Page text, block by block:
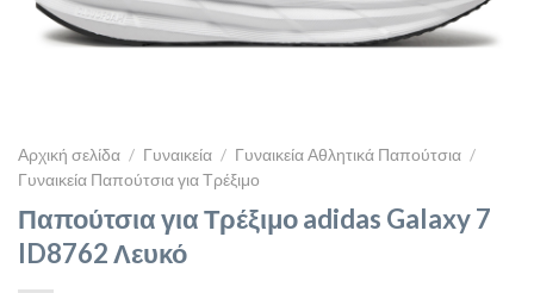
Αρχική σελίδα / Γυναικεία / Γυναικεία Αθλητικά Παπούτσια /
Γυναικεία Παπούτσια για Τρέξιμο
Παπούτσια για Τρέξιμο adidas Galaxy 7
ID8762 Λευκό